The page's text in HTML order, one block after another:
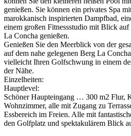
genießen. Sie können ein privates Spa
marokkanisch inspirierten Dampfbad,
einem großen Fitnessstudio mit Blick auf
La Concha genießen.
Genießen Sie den Meerblick von der
auf dem nahe gelegenen Berg La
vielleicht Ihren Golfschwung in einem
der Nähe.
Einzelheiten:
Hauptlevel:
Schöner Haupteingang … 300 m2 Flur,
Wohnzimmer, alle mit Zugang zu
Essbereich im Freien. Alle mit
den Golfplatz und spektakulärem Blick